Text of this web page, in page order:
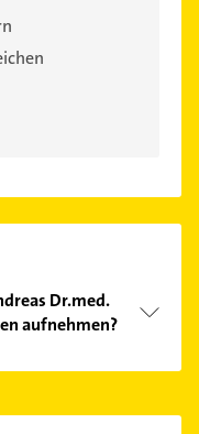
Dr.med.
aufnehmen?